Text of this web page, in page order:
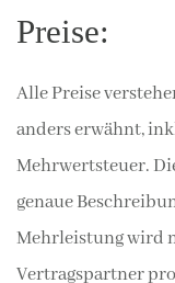
Preise:
Alle Preise
anders erwähnt,
Mehrwertsteuer.
genaue
Mehrleistung wird
Vertragspartner